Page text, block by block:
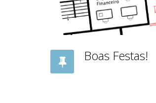
Boas Festas!